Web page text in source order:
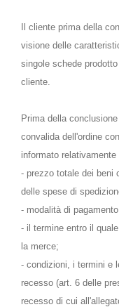
Il cliente prima della
visione delle
singole schede
cliente.
Prima della
convalida dell'ordine
informato relativamente
- prezzo totale dei beni
delle spese di
- modalità di
- il termine entro il
la merce;
- condizioni, i termini e
recesso (art. 6 delle
recesso di cui